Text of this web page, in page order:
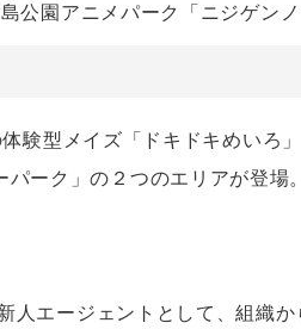
公園アニメパーク「ニジゲン
験型メイズ「ドキドキめいろ
ーク」の２つのエリアが登
人エージェントとして、組織